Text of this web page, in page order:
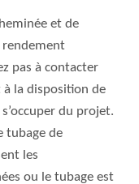
et de
rendement
pas à contacter
à la disposition de
du projet.
tubage de
les
ou le tubage est